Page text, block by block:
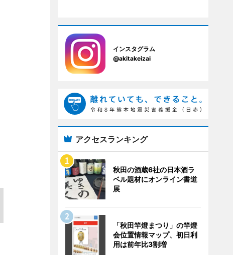
インスタグラム
@akitakeizai
アクセスランキング
秋田の酒蔵6社の日本酒ラ
ベル題材にオンライン書道
展
「秋田竿燈まつり」の竿燈
会位置情報マップ、初日利
用は前年比3割増